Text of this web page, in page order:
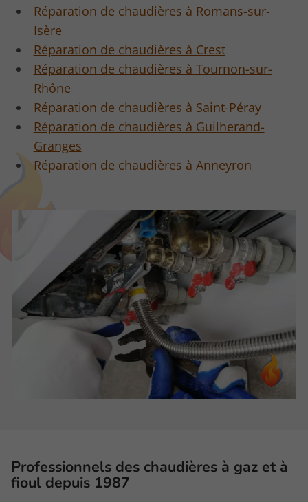
Réparation de chaudières à Romans-sur-
Isère
Réparation de chaudières à Crest
Réparation de chaudières à Tournon-sur-
Rhône
Réparation de chaudières à Saint-Péray
Réparation de chaudières à Guilherand-
Granges
Réparation de chaudières à Anneyron
Professionnels des chaudières à gaz et à
fioul depuis 1987